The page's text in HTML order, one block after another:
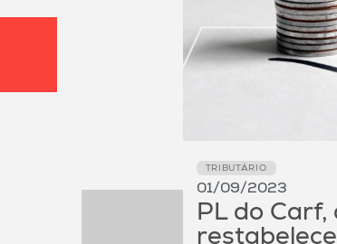
TRIBUTÁRIO
01/09/2023
PL do